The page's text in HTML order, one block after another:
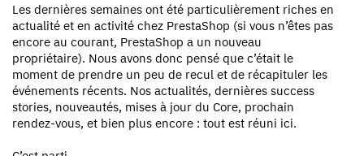
Les dernières semaines ont été particulièrement riches en
actualité et en activité chez PrestaShop (si vous n’êtes pas
encore au courant, PrestaShop a un nouveau
propriétaire). Nous avons donc pensé que c’était le
moment de prendre un peu de recul et de récapituler les
événements récents. Nos actualités, dernières success
stories, nouveautés, mises à jour du Core, prochain
rendez-vous, et bien plus encore : tout est réuni ici.